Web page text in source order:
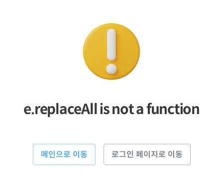
e.replaceAll is not a function
메인으로 이동 로그인 페이지로 이동